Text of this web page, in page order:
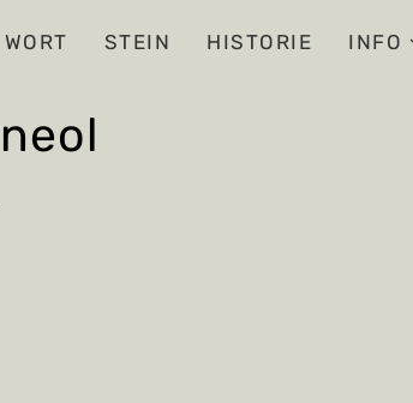
WORT STEIN HISTORIE INFO